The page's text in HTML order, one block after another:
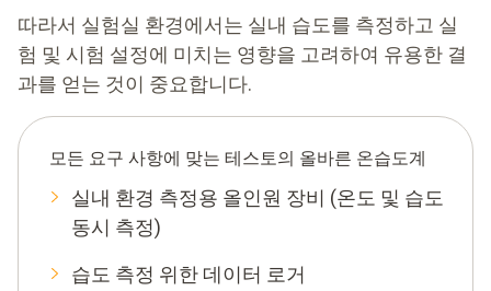
따라서 실험실 환경에서는 실내 습도를 측정하고 실
험 및 시험 설정에 미치는 영향을 고려하여 유용한 결
과를 얻는 것이 중요합니다.
모든 요구 사항에 맞는 테스토의 올바른 온습도계
실내 환경 측정용 올인원 장비 (온도 및 습도
동시 측정)
습도 측정 위한 데이터 로거